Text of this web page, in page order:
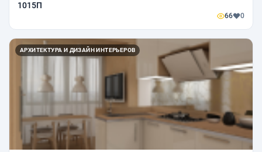
1015П
66 0
АРХИТЕКТУРА И ДИЗАЙН ИНТЕРЬЕРОВ